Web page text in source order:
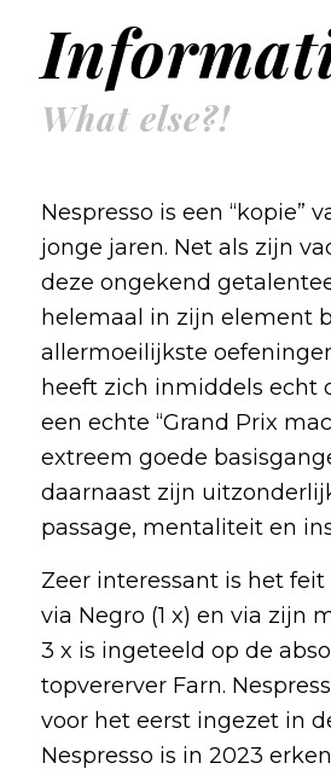
What else?!
Nespresso is een “kopie”
jonge jaren. Net als zijn
deze ongekend
helemaal in zijn element
allermoeilijkste
heeft zich inmiddels echt
een echte “Grand Prix
extreem goede
daarnaast zijn
passage, mentaliteit en
Zeer interessant is het feit
via Negro (1 x) en via zijn
3 x is ingeteeld op de
topvererver Farn.
voor het eerst ingezet in
Nespresso is in 2023